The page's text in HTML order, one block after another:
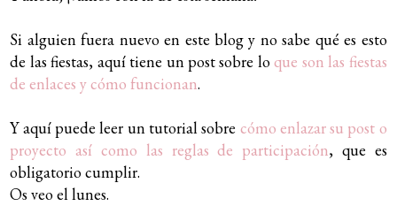
Si alguien fuera nuevo en este blog y no sabe qué es esto
de las fiestas, aquí tiene un post sobre loque son las fiestas
de enlaces y cómo funcionan.
Y aquí puede leer un tutorial sobre cómo enlazar su post o
proyecto así como las reglas de participación, que es
obligatorio cumplir.
Os veo el lunes.